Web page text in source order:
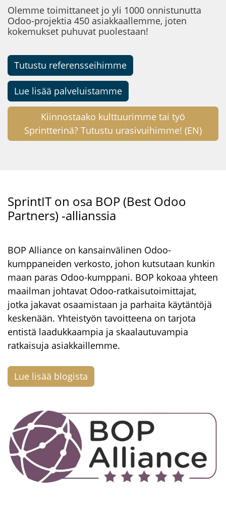
Olemme toimittaneet jo yli 1000 onnistunutta
Odoo-projektia 450 asiakkaallemme, joten
kokemukset puhuvat puolestaan!
Tutustu referensseihimme
Lue lisää palveluistamme
Kiinnostaako kulttuurimme tai työ
Sprintterinä? Tutustu urasivuihimme! (EN)
SprintIT on osa BOP (Best Odoo
Partners) -allianssia
BOP Alliance on kansainvälinen Odoo-
kumppaneiden verkosto, johon kutsutaan kunkin
maan paras Odoo-kumppani. BOP kokoaa yhteen
maailman johtavat Odoo-ratkaisutoimittajat,
jotka jakavat osaamistaan ja parhaita käytäntöjä
keskenään. Yhteistyön tavoitteena on tarjota
entistä laadukkaampia ja skaalautuvampia
ratkaisuja asiakkaillemme.
Lue lisää blogista